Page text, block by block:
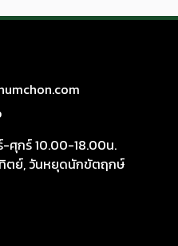
-ศุกร์ 10.00-18.00น.
ตย์, วันหยุดนักขัตฤกษ์